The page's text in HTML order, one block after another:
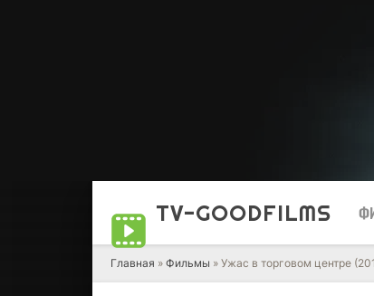
TV-GOODFILMS
Главная » Фильмы » Ужас в торговом центре